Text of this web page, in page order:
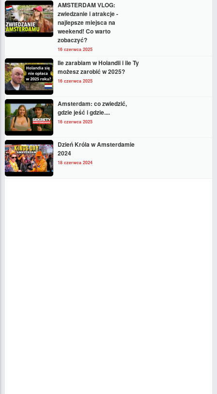
AMSTERDAM VLOG:
zwiedzanie i atrakcje -
najlepsze miejsca na
weekend! Co warto
zobaczyć?
16 czerwca 2025
Ile zarabiam w Holandii i ile Ty
możesz zarobić w 2025?
16 czerwca 2025
Amsterdam: co zwiedzić,
gdzie jeść i gdzie....
16 czerwca 2025
Dzień Króla w Amsterdamie
2024
18 czerwca 2024